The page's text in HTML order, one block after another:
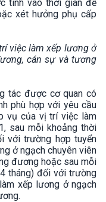
tính vào thời gian để
xét hưởng phụ cấp
việc làm xếp lương ở
cán sự và tương
tác được cơ quan có
phù hợp với yêu cầu
vụ của vị trí việc làm
sau mỗi khoảng thời
với trường hợp tuyển
ở ngạch chuyên viên
đương hoặc sau mỗi
tháng) đối với trường
xếp lương ở ngạch